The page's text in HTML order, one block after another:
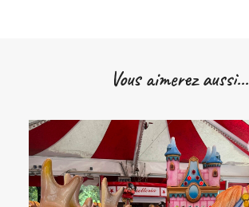
Vous aimerez aussi...